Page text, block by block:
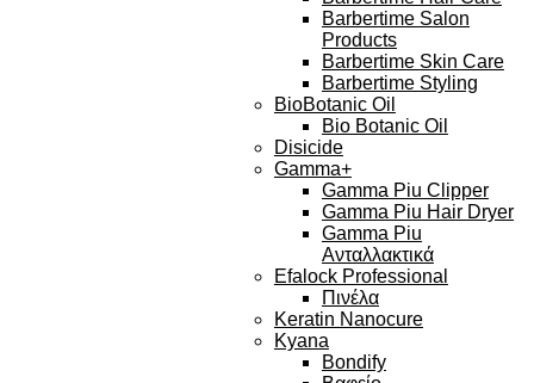
Barbertime Salon
Products
Barbertime Skin Care
Barbertime Styling
BioBotanic Oil
Bio Botanic Oil
Disicide
Gamma+
Gamma Piu Clipper
Gamma Piu Hair Dryer
Gamma Piu
Ανταλλακτικά
Efalock Professional
Πινέλα
Keratin Nanocure
Kyana
Bondify